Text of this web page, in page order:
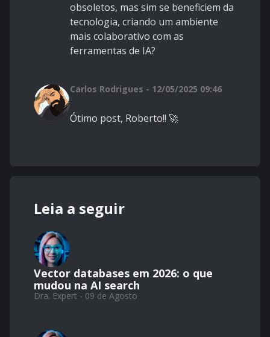
obsoletos, mas sim se beneficiem da
tecnologia, criando um ambiente
mais colaborativo com as
ferramentas de IA?
Carlos Rodrigues - 12/05/2025 09:46
Ótimo post, Roberto!! 🚀
Leia a seguir
Vector databases em 2026: o que
mudou na AI search
Dra. Expert - 09 de Agosto